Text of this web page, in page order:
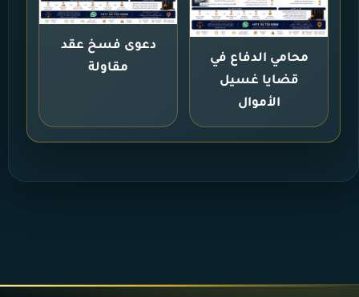
محامي الدفاع في
قضايا غسيل
الأموال
دعوى فسخ عقد
مقاولة